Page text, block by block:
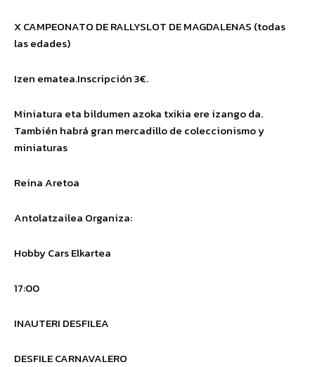
X CAMPEONATO DE RALLYSLOT DE MAGDALENAS (todas
las edades)
Izen ematea.Inscripción3€.
Miniatura eta bildumen azoka txikia ere izango da.
También habrá gran mercadillo de coleccionismo y
miniaturas
Reina Aretoa
Antolatzailea Organiza:
Hobby Cars Elkartea
17:00
INAUTERI DESFILEA
DESFILE CARNAVALERO